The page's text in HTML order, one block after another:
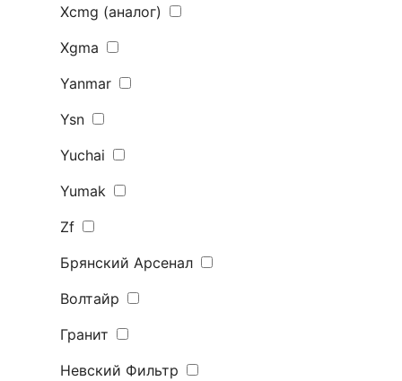
Xcmg (аналог)
Xgma
Yanmar
Ysn
Yuchai
Yumak
Zf
Брянский Арсенал
Волтайр
Гранит
Невский Фильтр